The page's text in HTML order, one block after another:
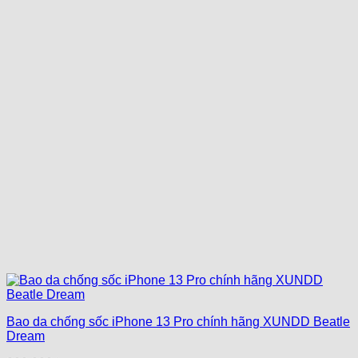
Bao da chống sốc iPhone 13 Pro chính hãng XUNDD Beatle
Dream